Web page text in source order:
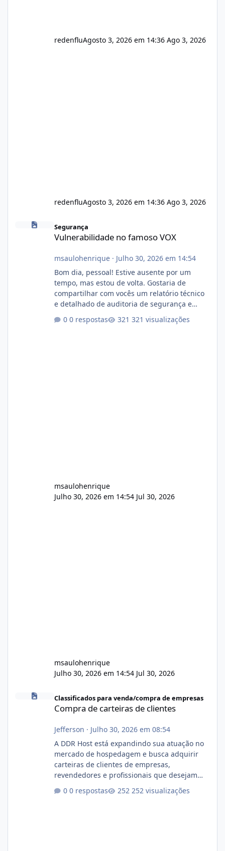
redenfluAgosto 3, 2026 em 14:36 Ago 3, 2026
redenfluAgosto 3, 2026 em 14:36 Ago 3, 2026
Segurança
Vulnerabilidade no famoso VOX
msaulohenrique· Julho 30, 2026 em 14:54
Bom dia, pessoal! Estive ausente por um
tempo, mas estou de volta. Gostaria de
compartilhar com vocês um relatório técnico
e detalhado de auditoria de segurança e
atualmente em circulação e comercialização
0 respostas 321 visualizações
msaulohenrique
Julho 30, 2026 em 14:54 Jul 30, 2026
msaulohenrique
Julho 30, 2026 em 14:54 Jul 30, 2026
Compra de carteiras de clientes
Classificados para venda/compra de empresas
Compra de carteiras de clientes
Jefferson · Julho 30, 2026 em 08:54
A DDR Host está expandindo sua atuação no
mercado de hospedagem e busca adquirir
carteiras de clientes de empresas,
revendedores e profissionais que desejam
encerrar suas atividades ou reduzir sua
operação. Se você possui clientes ativos de
0 respostas 252 visualizações